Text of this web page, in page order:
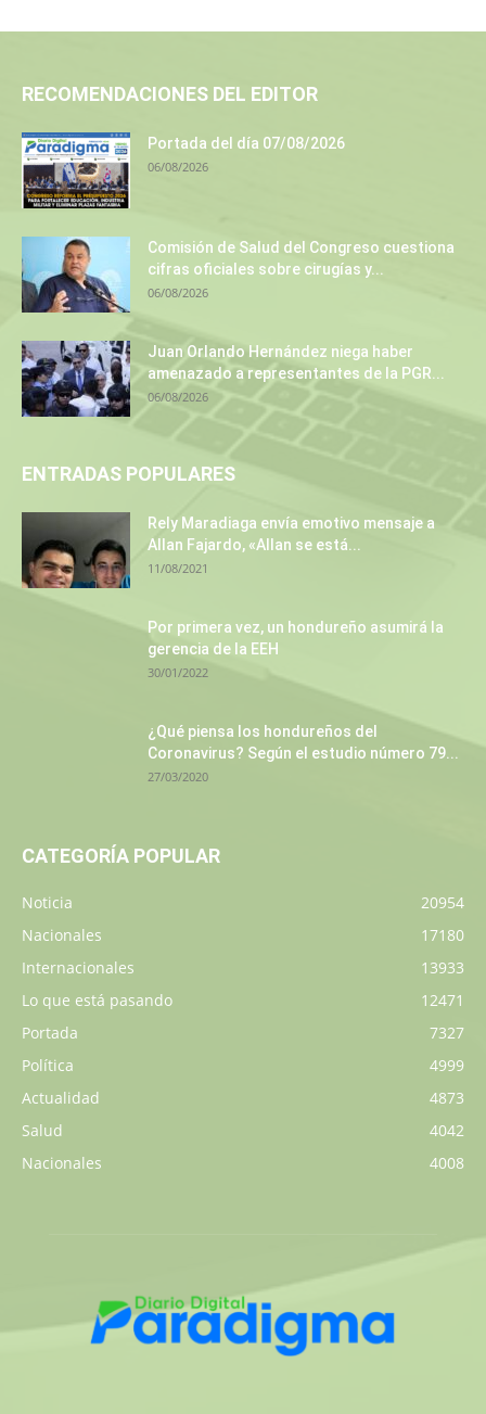
RECOMENDACIONES DEL EDITOR
Portada del día 07/08/2026
06/08/2026
Comisión de Salud del Congreso cuestiona
cifras oficiales sobre cirugías y...
06/08/2026
Juan Orlando Hernández niega haber
amenazado a representantes de la PGR...
06/08/2026
ENTRADAS POPULARES
Rely Maradiaga envía emotivo mensaje a
Allan Fajardo, «Allan se está...
11/08/2021
Por primera vez, un hondureño asumirá la
gerencia de la EEH
30/01/2022
¿Qué piensa los hondureños del
Coronavirus? Según el estudio número 79...
27/03/2020
CATEGORÍA POPULAR
Noticia
20954
Nacionales
17180
Internacionales
13933
Lo que está pasando
12471
Portada
7327
Política
4999
Actualidad
4873
Salud
4042
Nacionales
4008